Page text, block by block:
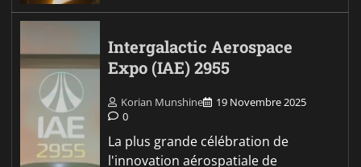
Intergalactic Aerospace
Expo (IAE) 2955
Korian Munshine
19 Novembre 2025
0
La plus grande célébration de
l'innovation aérospatiale de